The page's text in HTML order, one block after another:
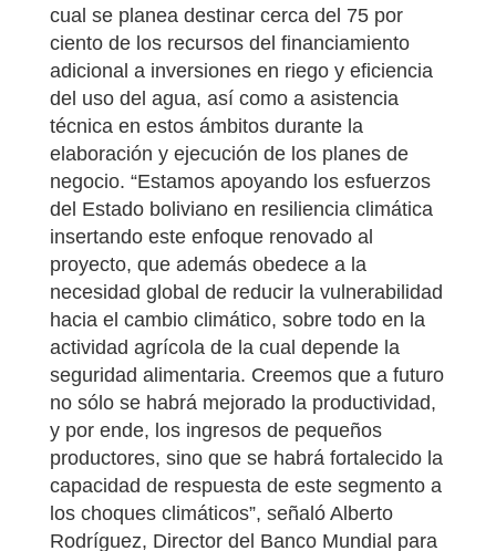
cual se planea destinar cerca del 75 por
ciento de los recursos del financiamiento
adicional a inversiones en riego y eficiencia
del uso del agua, así como a asistencia
técnica en estos ámbitos durante la
elaboración y ejecución de los planes de
negocio. “Estamos apoyando los esfuerzos
del Estado boliviano en resiliencia climática
insertando este enfoque renovado al
proyecto, que además obedece a la
necesidad global de reducir la vulnerabilidad
hacia el cambio climático, sobre todo en la
actividad agrícola de la cual depende la
seguridad alimentaria. Creemos que a futuro
no sólo se habrá mejorado la productividad,
y por ende, los ingresos de pequeños
productores, sino que se habrá fortalecido la
capacidad de respuesta de este segmento a
los choques climáticos”, señaló Alberto
Rodríguez, Director del Banco Mundial para